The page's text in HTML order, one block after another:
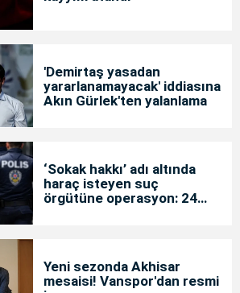
'Demirtaş yasadan
yararlanamayacak' iddiasına
Akın Gürlek'ten yalanlama
‘Sokak hakkı’ adı altında
haraç isteyen suç
örgütüne operasyon: 24
Yeni sezonda Akhisar
mesaisi! Vanspor'dan resmi